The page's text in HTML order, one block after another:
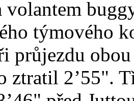
volantem
týmového
průjezdu
ztratil 2’55".